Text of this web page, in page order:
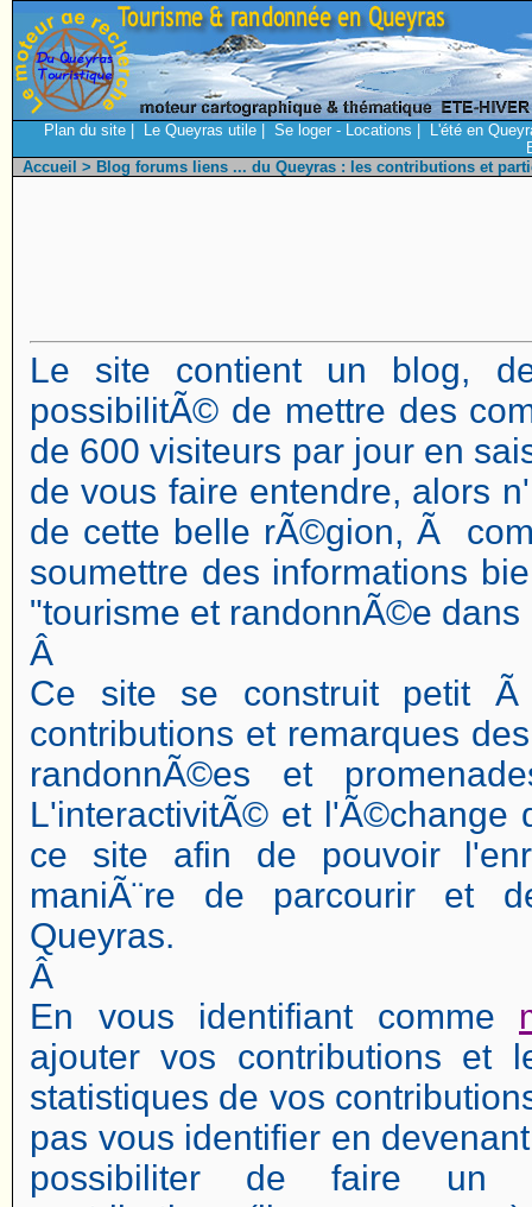
Plan du site Le Queyras utile Se loger - Locations
L'été en
Accueil > Blog forums liens ... du Queyras : les contributions et
Le site contient un blog,
possibilitÃ© de mettre des
de 600 visiteurs par jour en
de vous faire entendre, alors
de cette belle rÃ©gion, Ã
soumettre des informations
"tourisme et randonnÃ©e
Â
Ce site se construit petit
contributions et remarques
randonnÃ©es et
L'interactivitÃ© et l'Ã©change
ce site afin de pouvoir
maniÃ¨re de parcourir et
Queyras.
Â
En vous identifiant comme
ajouter vos contributions et
statistiques de vos
pas vous identifier en
possibiliter de faire un